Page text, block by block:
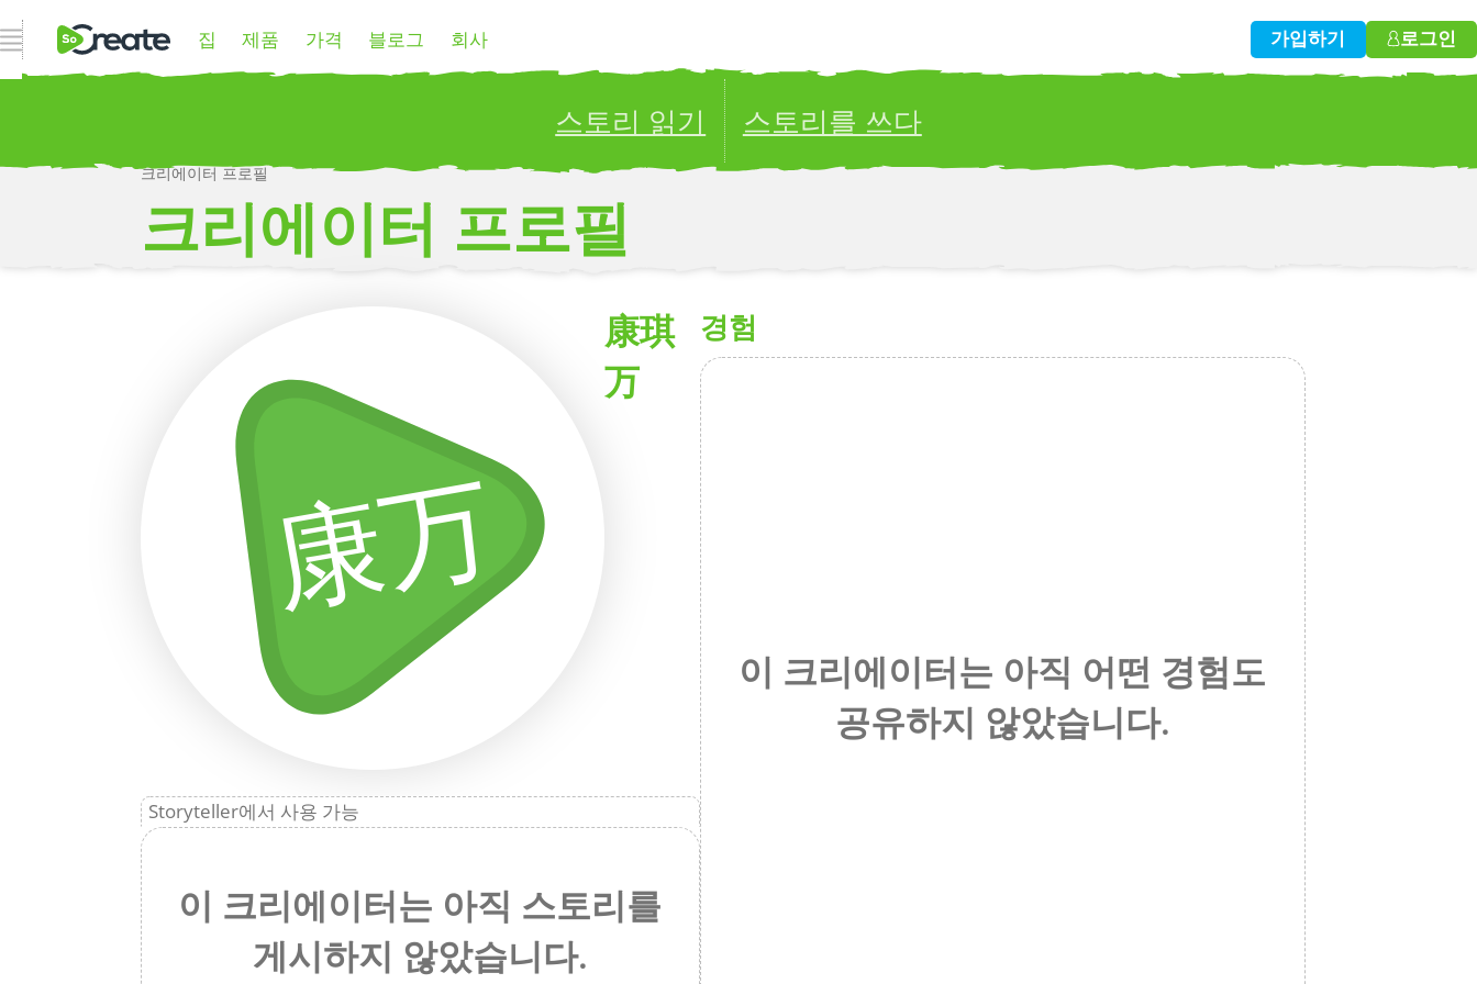
내비게이션 열기 집 제품 가격 블로그 회사 가입하기 로그인
스토리 읽기 스토리를 쓰다
Publish your stories to a global audience.
크리에이터 프로필
크리에이터 프로필
康万
康琪
万
Storyteller에서 사용 가능
이 크리에이터는 아직 스토리를
게시하지 않았습니다.
경험
이 크리에이터는 아직 어떤 경험도
공유하지 않았습니다.